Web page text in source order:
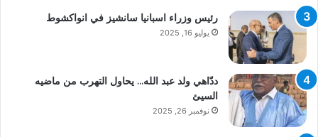
رئيس وزراء اسبانيا سانشيز في انواكشوط
يوليو 16, 2025
ددّاهي ولد عبد الله… يحاول التهرب من ماضيه
السيئ
نوفمبر 26, 2025